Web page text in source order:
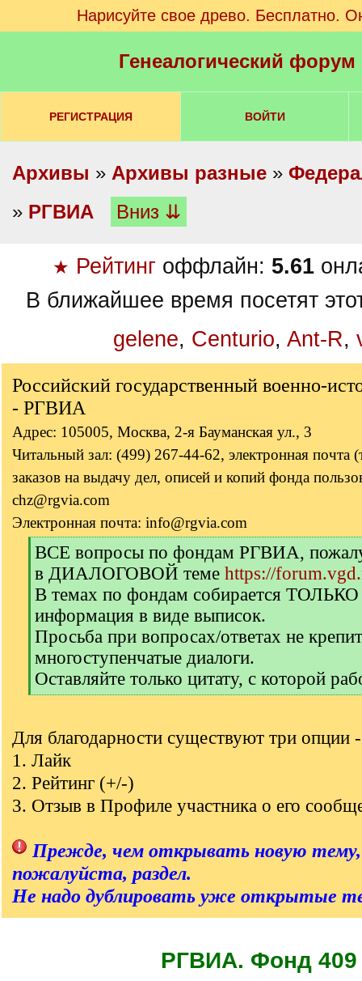
Нарисуйте свое древо. Бесплатно.
Генеалогический
РЕГИСТРАЦИЯ ВОЙТИ
Архивы » Архивы разные »
» РГВИА Вниз ⇊
★ Рейтинг оффлайн: 5.61
В ближайшее время посетят
gelene, Centurio, Ant-R,
Российский государственный военно-
- РГВИА
Адрес: 105005, Москва, 2-я Бауманская ул., 3
Читальный зал: (499) 267-44-62, электронная почта
заказов на выдачу дел, описей и копий фонда
chz@rgvia.com
Электронная почта: info@rgvia.com
[
q
]
ВСЕ вопросы по фондам РГВИА,
в ДИАЛОГОВОЙ теме https://
В темах по фондам собирается ТОЛЬКО
информация в виде выписок.
Просьба при вопросах/ответах не
многоступенчатые диалоги.
Оставляйте только цитату, с которой
[
]
Для благодарности существуют три опции -
1. Лайк
2. Рейтинг (+/-)
3. Отзыв в Профиле участника о его
Прежде, чем открывать новую
пожалуйста, раздел.
Не надо дублировать уже открытые
РГВИА. Фонд 409